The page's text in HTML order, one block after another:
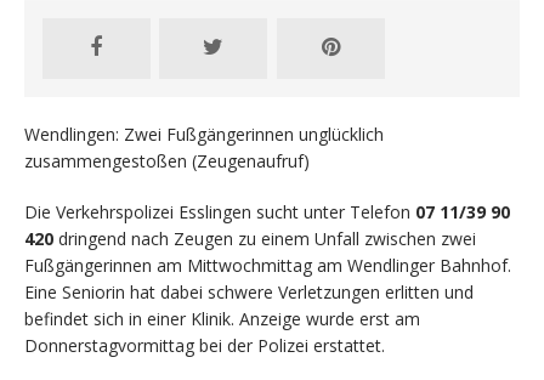
Wendlingen: Zwei Fußgängerinnen unglücklich
zusammengestoßen (Zeugenaufruf)
Die Verkehrspolizei Esslingen sucht unter Telefon 07 11/39 90
420 dringend nach Zeugen zu einem Unfall zwischen zwei
Fußgängerinnen am Mittwochmittag am Wendlinger Bahnhof.
Eine Seniorin hat dabei schwere Verletzungen erlitten und
befindet sich in einer Klinik. Anzeige wurde erst am
Donnerstagvormittag bei der Polizei erstattet.